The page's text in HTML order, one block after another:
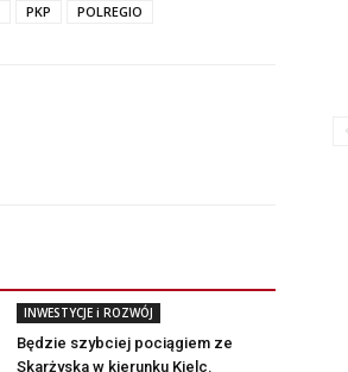
PKP POLREGIO
INWESTYCJE i ROZWÓJ
Będzie szybciej pociągiem ze
Skarżyska w kierunku Kielc.